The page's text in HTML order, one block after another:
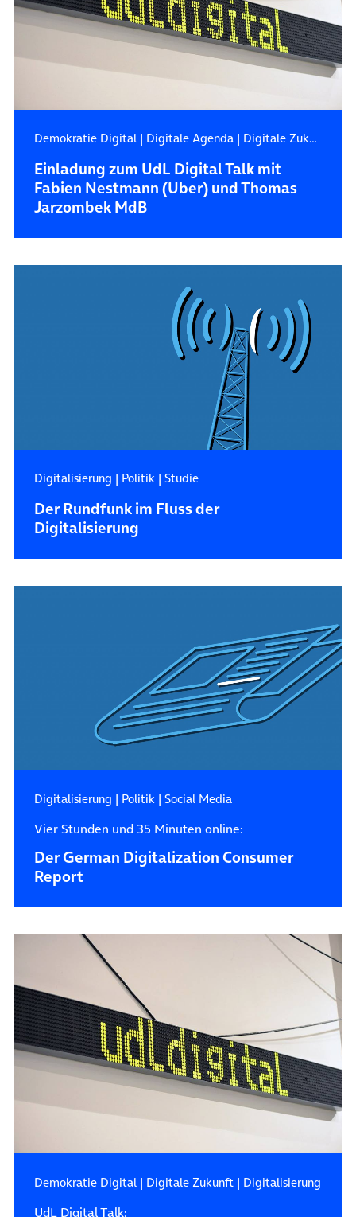
Demokratie Digital| Digitale Agenda| Digitale Zukunft
Einladung zum UdL Digital Talk mit
Fabien Nestmann (Uber) und Thomas
Jarzombek MdB
Digitalisierung | Politik| Studie
Der Rundfunk im Fluss der
Digitalisierung
Digitalisierung | Politik| Social Media
Vier Stunden und 35 Minuten online:
Der German Digitalization Consumer
Report
Demokratie Digital| Digitale Zukunft| Digitalisierung
UdL Digital Talk: